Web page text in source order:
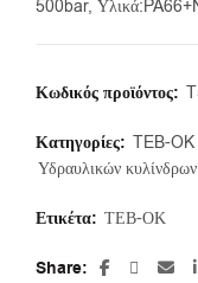
500bar,
Κωδικός προϊόντος:
Κατηγορίες: TEB-OK
Υδραυλικών κυλίνδρων
Ετικέτα: ΤΕΒ-ΟΚ
Share